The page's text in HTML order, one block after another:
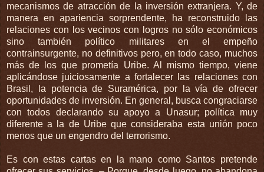
mecanismos de atracción de la inversión extranjera. Y, de
manera en apariencia sorprendente, ha reconstruido las
relaciones con los vecinos con logros no sólo económicos
sino también político militares en el empeño
contrainsurgente, no definitivos pero, en todo caso, muchos
más de los que prometía Uribe. Al mismo tiempo, viene
aplicándose juiciosamente a fortalecer las relaciones con
Brasil, la potencia de Suramérica, por la vía de ofrecer
oportunidades de inversión. En general, busca congraciarse
con todos declarando su apoyo a Unasur; política muy
diferente a la de Uribe que consideraba esta unión poco
menos que un engendro del terrorismo.
Es con estas cartas en la mano como Santos pretende